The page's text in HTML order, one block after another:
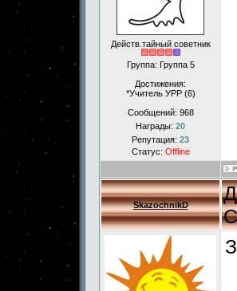
Действ.тайный советник
Группа: Группа 5
Достижения:
*Учитель УРР (6)
Сообщений: 968
Награды: 20
Репутация: 23
Статус: Offline
SkazochnikD